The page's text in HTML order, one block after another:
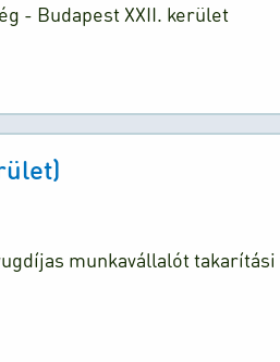
- Budapest XXII. kerület
munkavállalót